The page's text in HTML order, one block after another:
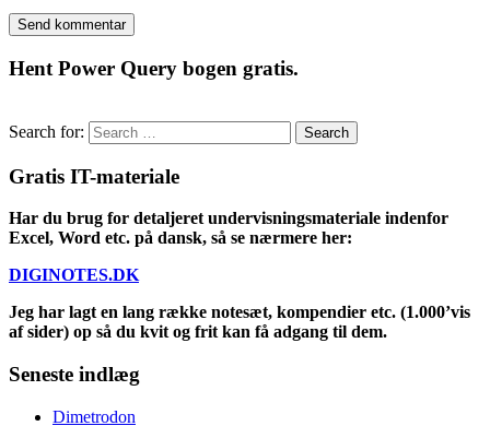
Hent Power Query bogen gratis.
Search for:
Gratis IT-materiale
Har du brug for detaljeret undervisningsmateriale indenfor
Excel, Word etc. på dansk, så se nærmere her:
DIGINOTES.DK
Jeg har lagt en lang række notesæt, kompendier etc. (1.000’vis
af sider) op så du kvit og frit kan få adgang til dem.
Seneste indlæg
Dimetrodon